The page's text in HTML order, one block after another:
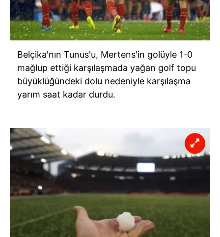
Belçika'nın Tunus'u, Mertens'in golüyle 1-0
mağlup ettiği karşılaşmada yağan golf topu
büyüklüğündeki dolu nedeniyle karşılaşma
yarım saat kadar durdu.